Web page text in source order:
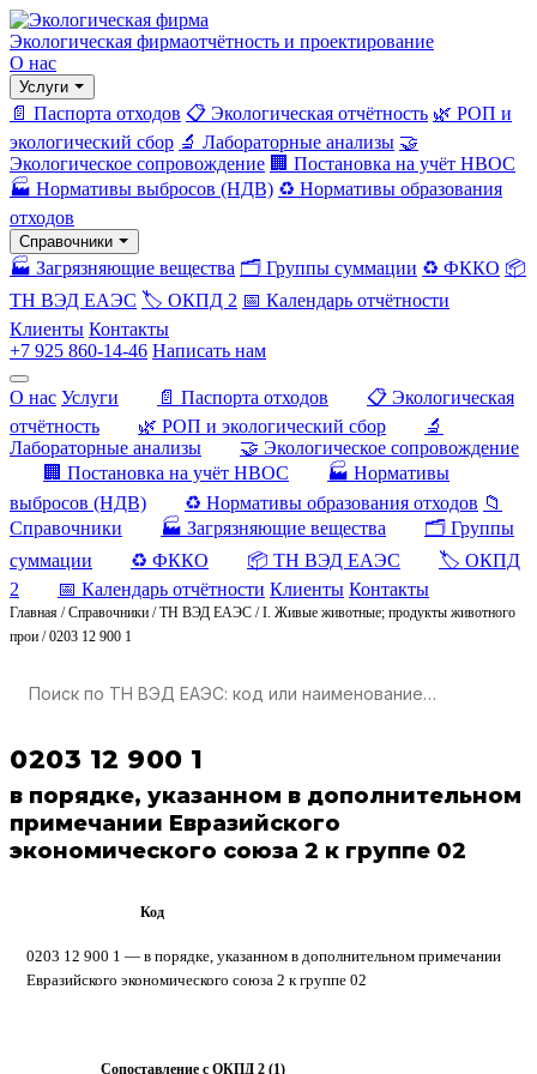
Экологическая фирмаотчётность и проектирование
О нас
Услуги
📄 Паспорта отходов 📋 Экологическая отчётность 🌿 РОП и
экологический сбор 🔬 Лабораторные анализы 🤝
Экологическое сопровождение 🏢 Постановка на учёт НВОС
🏭 Нормативы выбросов (НДВ) ♻️ Нормативы образования
отходов
Справочники
🏭 Загрязняющие вещества 🗂️ Группы суммации ♻️ ФККО 📦
ТН ВЭД ЕАЭС 🏷️ ОКПД 2 📅 Календарь отчётности
Клиенты Контакты
+7 925 860-14-46 Написать нам
О нас Услуги 📄 Паспорта отходов
📋 Экологическая
отчётность
🌿 РОП и экологический сбор
🔬
Лабораторные анализы
🤝 Экологическое сопровождение
🏢 Постановка на учёт НВОС
🏭 Нормативы
выбросов (НДВ)
♻️ Нормативы образования отходов 📁
Справочники
🏭 Загрязняющие вещества
🗂️ Группы
суммации
♻️ ФККО 📦 ТН ВЭД ЕАЭС
🏷️ ОКПД
2
📅 Календарь отчётности Клиенты Контакты
Главная /Справочники /ТН ВЭД ЕАЭС /I. Живые животные; продукты животного
прои /0203 12 900 1
0203 12 900 1
в порядке, указанном в дополнительном
примечании Евразийского
экономического союза 2 к группе 02
Код
0203 12 900 1 — в порядке, указанном в дополнительном примечании
Евразийского экономического союза 2 к группе 02
Сопоставление с ОКПД 2 (1)